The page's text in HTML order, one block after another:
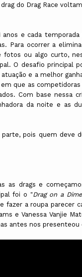
do Drag Race
anos e cada
Para ocorrer a
ou algo curto,
O desafio principal
e a melhor
que as
Com base nessa
da noite e as
pois quem deve
as drags e
foi o "Drag on a Dime
fazer a roupa parecer
e Vanessa Vanjie
antes nos